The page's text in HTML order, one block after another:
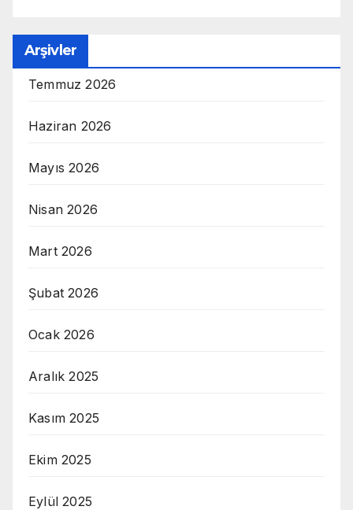
Arşivler
Temmuz 2026
Haziran 2026
Mayıs 2026
Nisan 2026
Mart 2026
Şubat 2026
Ocak 2026
Aralık 2025
Kasım 2025
Ekim 2025
Eylül 2025